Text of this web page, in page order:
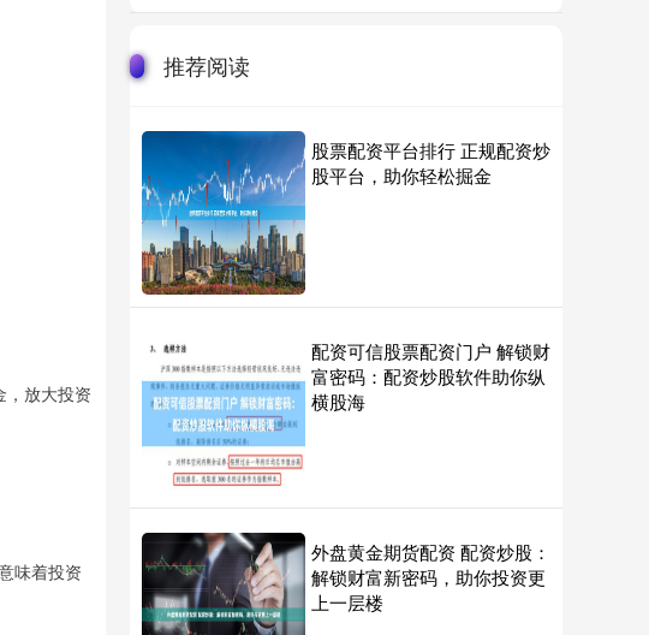
，放大投资
味着投资
推荐阅读
股票配资平台排行 正规配资炒
股平台，助你轻松掘金
配资可信股票配资门户 解锁财
富密码：配资炒股软件助你纵
横股海
外盘黄金期货配资 配资炒股：
解锁财富新密码，助你投资更
上一层楼